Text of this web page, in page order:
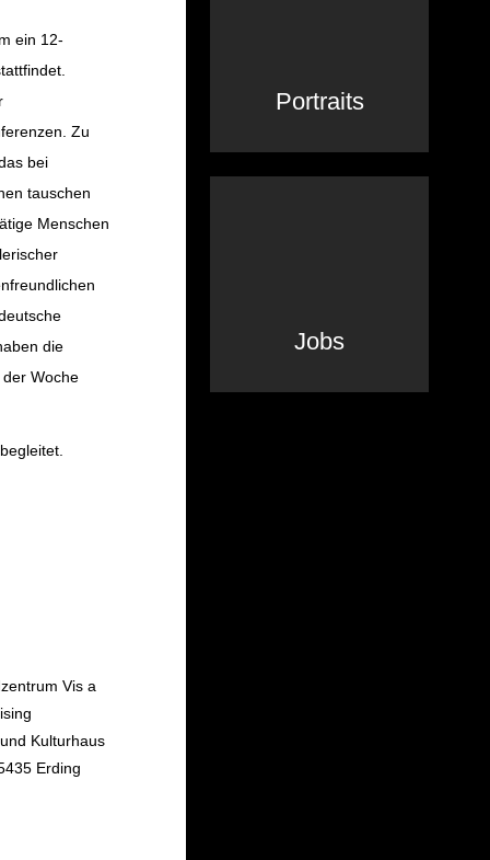
ein 12-
Zu
bei
tauschen
Menschen
die
Woche
Vis a
Kulturhaus
Erding
Portraits
Jobs